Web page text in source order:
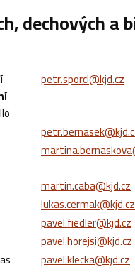
dechových a
petr.sporcl@kjd.cz
martin.caba@kjd.cz
lukas.cermak@kjd.cz
pavel.fiedler@kjd.cz
pavel.horejsi@kjd.cz
pavel.klecka@kjd.cz